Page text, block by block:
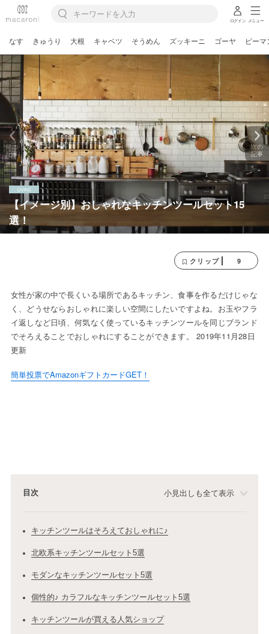
ログイン メニュー
なす きゅうり 大根 キャベツ そうめん ズッキーニ ゴーヤ ピーマ
【イメージ別】おしゃれなキッチンツールセット15
選！
前の
記事
次の
記事
クリップ 9
女性が家の中で長くいる場所であるキッチン、食事を作るだけじゃな
く、どうせならおしゃれに楽しい空間にしたいですよね。お玉やフラ
イ返しなど日頃、何気なく使っているキッチンツールを同じブランド
でそろえることでおしゃれにすることができます。 2019年11月28日
更新
簡単投票でAmazonギフトカードGET！
目次 小見出しも全て表示
キッチンツールはそろえておしゃれに♪
北欧系キッチンツールセット5選
モダンなキッチンツールセット5選
個性的♪ カラフルなキッチンツールセット5選
キッチンツールが買える人気ショップ